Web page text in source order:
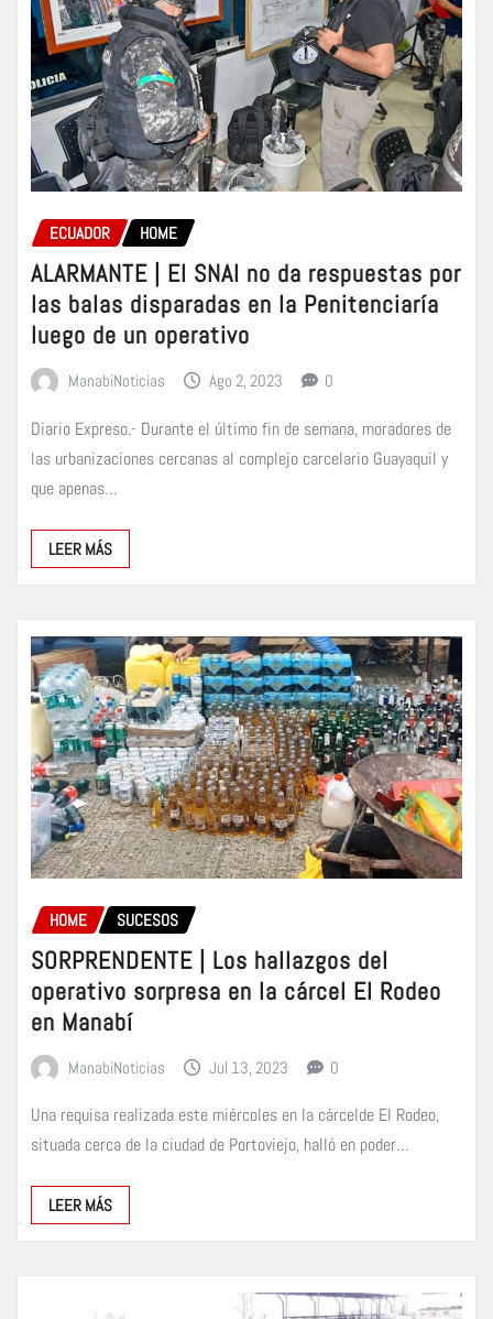
ECUADOR HOME
ALARMANTE | El SNAI no da respuestas por
las balas disparadas en la Penitenciaría
luego de un operativo
ManabiNoticias Ago 2, 2023 0
Diario Expreso.- Durante el último fin de semana, moradores de
las urbanizaciones cercanas al complejo carcelario Guayaquil y
que apenas…
LEER MÁS
HOME SUCESOS
SORPRENDENTE | Los hallazgos del
operativo sorpresa en la cárcel El Rodeo
en Manabí
ManabiNoticias Jul 13, 2023 0
Una requisa realizada este miércoles en la cárcelde El Rodeo,
situada cerca de la ciudad de Portoviejo, halló en poder…
LEER MÁS